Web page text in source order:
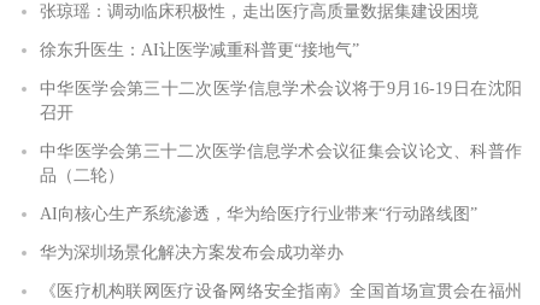
张琼瑶：调动临床积极性，走出医疗高质量数据集建设困境
徐东升医生：AI让医学减重科普更“接地气”
中华医学会第三十二次医学信息学术会议将于9月16-19日在沈阳
召开
中华医学会第三十二次医学信息学术会议征集会议论文、科普作
品（二轮）
AI向核心生产系统渗透，华为给医疗行业带来“行动路线图”
华为深圳场景化解决方案发布会成功举办
《医疗机构联网医疗设备网络安全指南》全国首场宣贯会在福州